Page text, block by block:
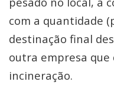
com a quantidade
destinação final
outra empresa que
incineração.